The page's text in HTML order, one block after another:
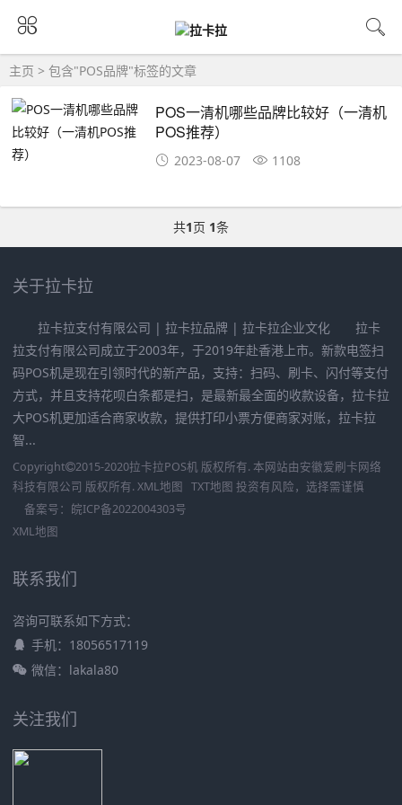
主页 > 包含"POS品牌"标签的文章
POS一清机哪些品牌比较好（一清机
POS推荐）
2023-08-07 1108
共1页 1条
关于拉卡拉
拉卡拉支付有限公司 | 拉卡拉品牌 | 拉卡拉企业文化 拉卡
拉支付有限公司成立于2003年，于2019年赴香港上市。新款电签扫
码POS机是现在引领时代的新产品，支持：扫码、刷卡、闪付等支付
方式，并且支持花呗白条都是扫，是最新最全面的收款设备，拉卡拉
大POS机更加适合商家收款，提供打印小票方便商家对账，拉卡拉
智...
Copyright 2015-2020拉卡拉POS机 版权所有. 本网站由安徽爱刷卡网络
科技有限公司 版权所有. XML地图 TXT地图 投资有风险，选择需谨慎
备案号： 皖ICP备2022004303号
XML地图
联系我们
咨询可联系如下方式：
手机：18056517119
微信：lakala80
关注我们